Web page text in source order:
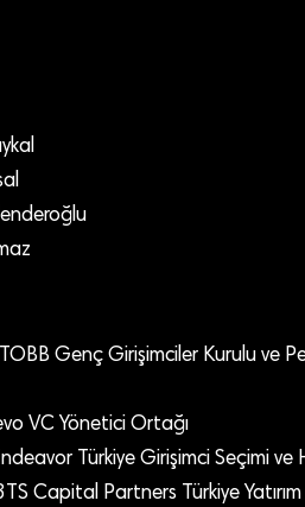
Genç Girişimciler Kurulu ve
VC Yönetici Ortağı
Türkiye Girişimci Seçimi
Capital Partners Türkiye